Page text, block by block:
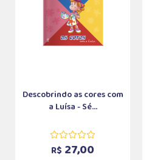
Descobrindo as cores com
a Luísa - Sé...
R$ 27,00